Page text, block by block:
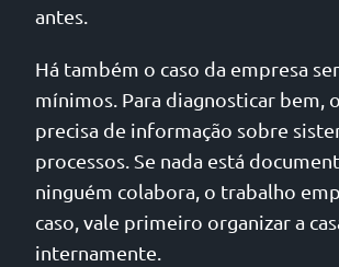
antes.
Há também o caso da empresa
mínimos. Para diagnosticar bem,
precisa de informação sobre
processos. Se nada está
ninguém colabora, o trabalho
caso, vale primeiro organizar a
internamente.